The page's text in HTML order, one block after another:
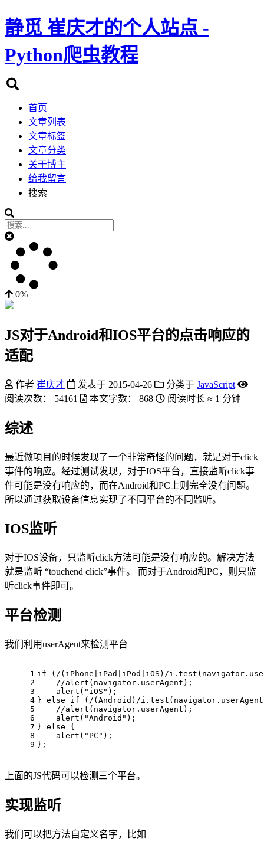
静觅 崔庆才的个人站点 -
Python爬虫教程
首页
文章列表
文章标签
文章分类
关于博主
给我留言
搜索
0%
JS对于Android和IOS平台的点击响应的
适配
作者 崔庆才 发表于 2015-04-26 分类于 JavaScript
阅读次数：
54161 本文字数： 868 阅读时长 ≈ 1 分钟
综述
最近做项目的时候发现了一个非常奇怪的问题，就是对于click
事件的响应。经过测试发现，对于IOS平台，直接监听click事
件可能是没有响应的，而在Android和PC上则完全没有问题。
所以通过获取设备信息实现了不同平台的不同监听。
IOS监听
对于IOS设备，只监听click方法可能是没有响应的。解决方法
就是监听 “touchend click”事件。 而对于Android和PC，则只监
听click事件即可。
平台检测
我们利用userAgent来检测平台
1
2
3
4
5
6
7
8
9
if (/(iPhone|iPad|iPod|iOS)/
//alert(navigator.userAgent);
alert ( "iOS" );
} else if (/(Android)/
//alert(navigator.userAgent);
alert ( "Android" );
} else {
alert ( "PC" );
};
上面的JS代码可以检测三个平台。
实现监听
我们可以把方法自定义名字，比如